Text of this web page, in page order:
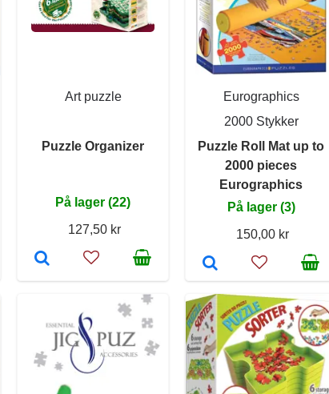
Art puzzle
Puzzle Organizer
På lager (22)
127,50 kr
Eurographics
2000 Stykker
Puzzle Roll Mat up to
2000 pieces
Eurographics
På lager (3)
150,00 kr